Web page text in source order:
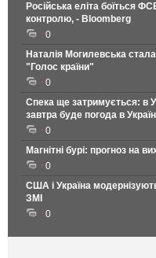
Російська еліта боїться
контролю, - Bloomberg
0
Наталія Могилевська
"Голос країни"
0
Спека ще затримується: в
завтра буде погода в
0
Магнітні бурі: прогноз на
0
США і Україна
ЗМІ
0